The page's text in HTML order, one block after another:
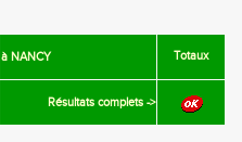
à NANCY Totaux
Résultats complets ->